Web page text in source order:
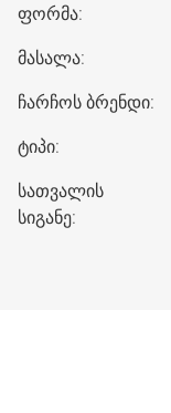
ფორმა:
მასალა:
ჩარჩოს ბრენდი:
ტიპი:
სათვალის
სიგანე: